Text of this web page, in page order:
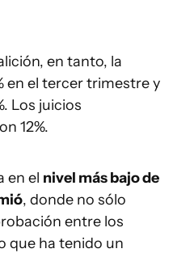
en tanto, la
en el tercer trimestre y
Los juicios
12%.
en el nivel más bajo de
, donde no sólo
entre los
que ha tenido un